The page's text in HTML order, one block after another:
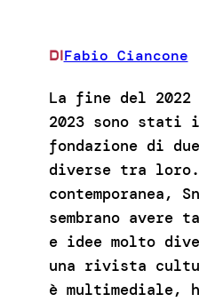
DIFabio Ciancone
La fine del
2023 sono stati
fondazione di
diverse tra
contemporanea,
sembrano
e idee molto
una rivista
è multimediale,